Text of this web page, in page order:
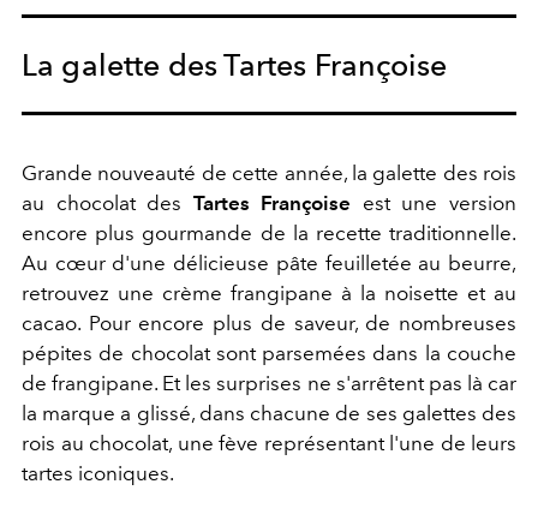
La galette des Tartes Françoise
Grande nouveauté de cette année, la galette des rois
au chocolat des Tartes Françoise est une version
encore plus gourmande de la recette traditionnelle.
Au cœur d'une délicieuse pâte feuilletée au beurre,
retrouvez une crème frangipane à la noisette et au
cacao. Pour encore plus de saveur, de nombreuses
pépites de chocolat sont parsemées dans la couche
de frangipane. Et les surprises ne s'arrêtent pas là car
la marque a glissé, dans chacune de ses galettes des
rois au chocolat, une fève représentant l'une de leurs
tartes iconiques.